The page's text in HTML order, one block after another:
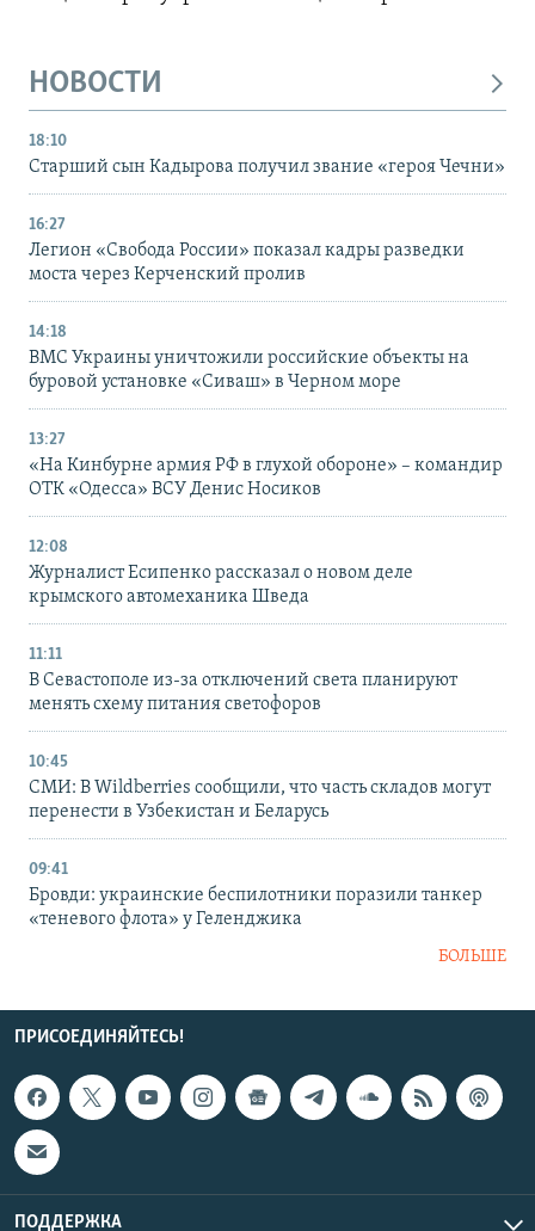
НОВОСТИ
18:10
Старший сын Кадырова получил звание «героя Чечни»
16:27
Легион «Свобода России» показал кадры разведки
моста через Керченский пролив
14:18
ВМС Украины уничтожили российские объекты на
буровой установке «Сиваш» в Черном море
13:27
«На Кинбурне армия РФ в глухой обороне» – командир
ОТК «Одесса» ВСУ Денис Носиков
12:08
Журналист Есипенко рассказал о новом деле
крымского автомеханика Шведа
11:11
В Севастополе из-за отключений света планируют
менять схему питания светофоров
10:45
СМИ: В Wildberries сообщили, что часть складов могут
перенести в Узбекистан и Беларусь
09:41
Бровди: украинские беспилотники поразили танкер
«теневого флота» у Геленджика
БОЛЬШЕ
ПРИСОЕДИНЯЙТЕСЬ!
ПОДДЕРЖКА